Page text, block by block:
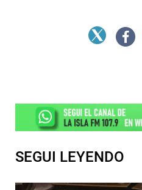
SEGUI LEYENDO